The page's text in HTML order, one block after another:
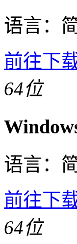
语言：
前往下
64位
语言：
前往下
64位